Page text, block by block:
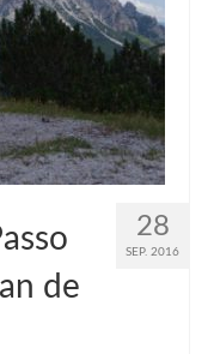
28
SEP. 2016
de